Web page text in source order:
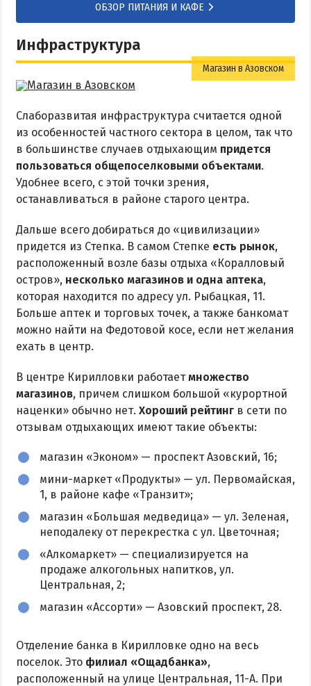
ОБЗОР ПИТАНИЯ И КАФЕ
Инфраструктура
Магазин в Азовском
Слаборазвитая инфраструктура считается одной
из особенностей частного сектора в целом, так что
в большинстве случаев отдыхающим придется
пользоваться общепоселковыми объектами.
Удобнее всего, с этой точки зрения,
останавливаться в районе старого центра.
Дальше всего добираться до «цивилизации»
придется из Степка. В самом Степке есть рынок,
расположенный возле базы отдыха «Коралловый
остров», несколько магазинов и одна аптека,
которая находится по адресу ул. Рыбацкая, 11.
Больше аптек и торговых точек, а также банкомат
можно найти на Федотовой косе, если нет желания
ехать в центр.
В центре Кирилловки работаетмножество
магазинов, причем слишком большой «курортной
наценки» обычно нет. Хороший рейтинг в сети по
отзывам отдыхающих имеют такие объекты:
магазин «Эконом» — проспект Азовский, 16;
мини-маркет «Продукты» — ул. Первомайская,
1, в районе кафе «Транзит»;
магазин «Большая медведица» — ул. Зеленая,
неподалеку от перекрестка с ул. Цветочная;
«Алкомаркет» — специализируется на
продаже алкогольных напитков, ул.
Центральная, 2;
магазин «Ассорти» — Азовский проспект, 28.
Отделение банка в Кирилловке одно на весь
поселок. Это филиал «Ощадбанка»,
расположенный на улице Центральная, 11-А. При